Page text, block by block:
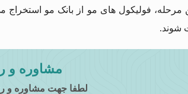
مرحله، فولیکول های مو از بانک مو استخراج
شوند.
مشاوره و
لطفا جهت مشاوره و